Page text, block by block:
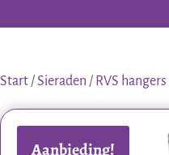
Start /Sieraden / RVS hangers
Aanbieding!